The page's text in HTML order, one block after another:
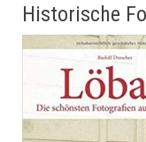
Historische